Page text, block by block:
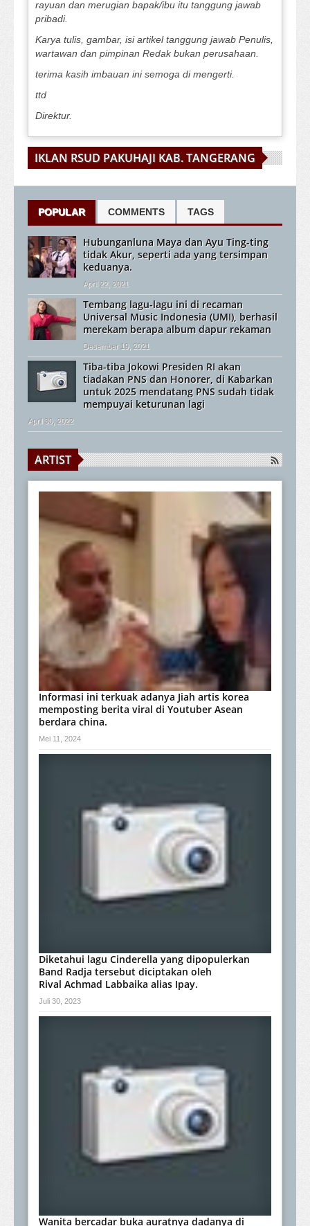
rayuan dan merugian bapak/ibu itu tanggung jawab
pribadi.
Karya tulis, gambar, isi artikel tanggung jawab Penulis,
wartawan dan pimpinan Redak bukan perusahaan.
terima kasih imbauan ini semoga di mengerti.
ttd
Direktur.
IKLAN RSUD PAKUHAJI KAB. TANGERANG
POPULAR COMMENTS TAGS
Hubunganluna Maya dan Ayu Ting-ting
tidak Akur, seperti ada yang tersimpan
keduanya.
April 22, 2021
Tembang lagu-lagu ini di recaman
Universal Music Indonesia (UMI), berhasil
merekam berapa album dapur rekaman
Desember 19, 2021
Tiba-tiba Jokowi Presiden RI akan
tiadakan PNS dan Honorer, di Kabarkan
untuk 2025 mendatang PNS sudah tidak
mempuyai keturunan lagi
April 30, 2022
ARTIST
Informasi ini terkuak adanya Jiah artis korea
memposting berita viral di Youtuber Asean
berdara china.
Mei 11, 2024
Diketahui lagu Cinderella yang dipopulerkan
Band Radja tersebut diciptakan oleh
Rival Achmad Labbaika alias Ipay.
Juli 30, 2023
Wanita bercadar buka auratnya dadanya di